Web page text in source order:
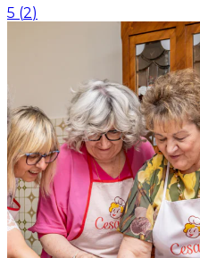
5 (2)